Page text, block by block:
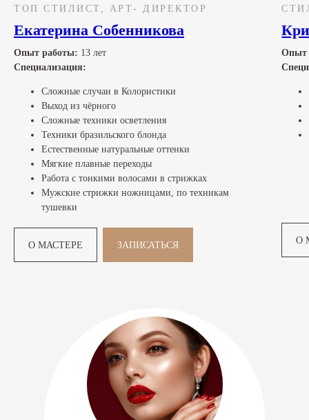
ТОП СТИЛИСТ, АРТ- ДИРЕКТОР
Екатерина Собенникова
Опыт работы: 13 лет
Специализация:
Сложные случаи в Колористики
⁠Выход из чёрного
Сложные техники осветления
⁠Техники бразильского блонда
⁠Естественные натуральные оттенки
⁠Мягкие плавные переходы
Работа с тонкими волосами в стрижках
Мужские стрижки ножницами, по техникам
тушевки
О МАСТЕРЕ ЗАПИСАТЬСЯ
Опыт
О